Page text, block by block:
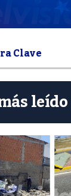
leído